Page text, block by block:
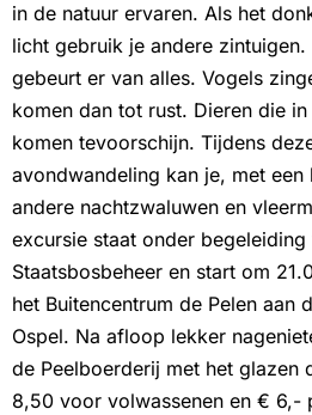
in de natuur ervaren. Als het
licht gebruik je andere
gebeurt er van alles. Vogels
komen dan tot rust. Dieren die
komen tevoorschijn. Tijdens
avondwandeling kan je, met
andere nachtzwaluwen en
excursie staat onder
Staatsbosbeheer en start om
het Buitencentrum de Pelen aan
Ospel. Na afloop lekker
de Peelboerderij met het glazen
8,50 voor volwassenen en € 6,-